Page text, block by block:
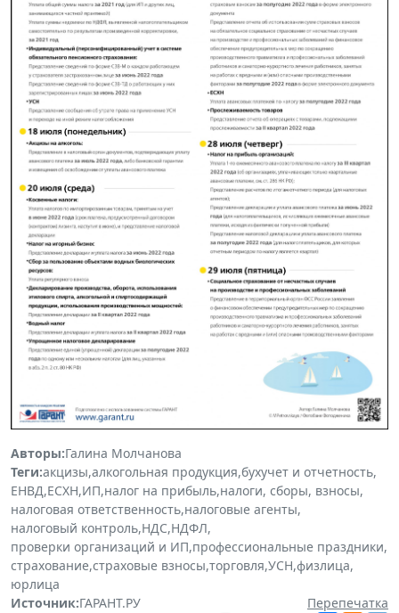
Авторы:Галина Молчанова
Теги:акцизы,алкогольная продукция,бухучет и отчетность,
ЕНВД,ЕСХН,ИП,налог на прибыль,налоги, сборы, взносы,
налоговая ответственность,налоговые агенты,
налоговый контроль,НДС,НДФЛ,
проверки организаций и ИП,профессиональные праздники,
страхование,страховые взносы,торговля,УСН,физлица,
юрлица
Источник:ГАРАНТ.РУ
Перепечатка